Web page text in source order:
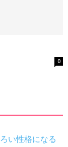
0
い性格になる